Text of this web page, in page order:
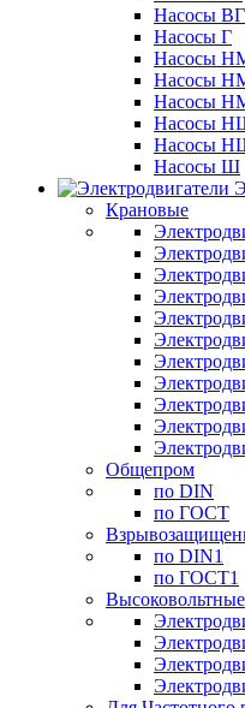
Насосы ВГ
Насосы Г
Насосы
Насосы
Насосы
Насосы
Насосы
Насосы Ш
Крановые
Общепром
по DIN
по ГОСТ
по DIN1
по ГОСТ1
Высоковольтные